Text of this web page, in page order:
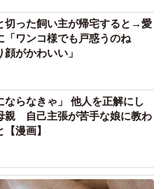
切った飼い主が帰宅すると→愛
「ワンコ様でも戸惑うのね
顔がかわいい」
ならなきゃ」 他人を正解にし
親 自己主張が苦手な娘に教わ
漫画】